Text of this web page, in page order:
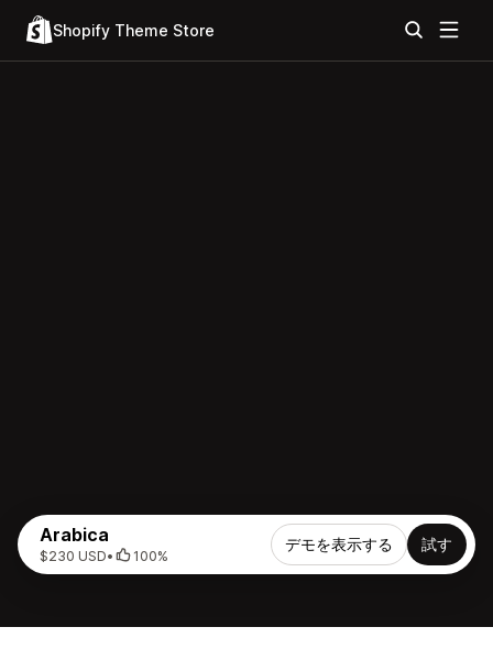
Shopify Theme Store
Arabica
$230 USD• 100%
デモを表示する 試す